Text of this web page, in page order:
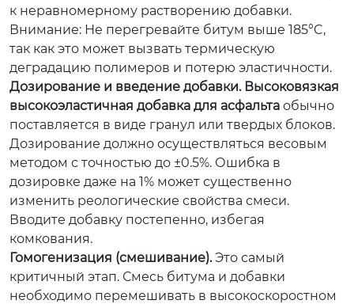
к неравномерному растворению добавки.
Внимание: Не перегревайте битум выше 185°C,
так как это может вызвать термическую
деградацию полимеров и потерю эластичности.
Дозирование и введение добавки. Высоковязкая
высокоэластичная добавка для асфальта обычно
поставляется в виде гранул или твердых блоков.
Дозирование должно осуществляться весовым
методом с точностью до ±0.5%. Ошибка в
дозировке даже на 1% может существенно
изменить реологические свойства смеси.
Вводите добавку постепенно, избегая
комкования.
Гомогенизация (смешивание).Это самый
критичный этап. Смесь битума и добавки
необходимо перемешивать в высокоскоростном